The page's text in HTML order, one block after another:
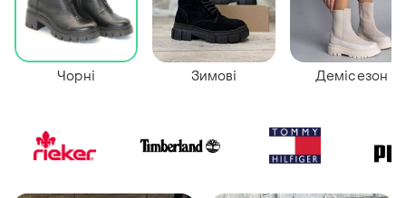
Чорні Зимові Демісезон